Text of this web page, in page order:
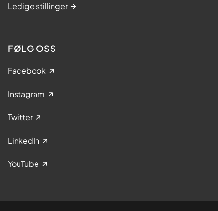
Ledige stillinger
FØLG OSS
Facebook
Instagram
Twitter
LinkedIn
YouTube